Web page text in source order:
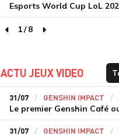
Esports World Cup LoL
page précédente
1/8
page suivante
ACTU JEUX VIDEO
31/07 GENSHIN IMPACT
31/07 GENSHIN IMPACT